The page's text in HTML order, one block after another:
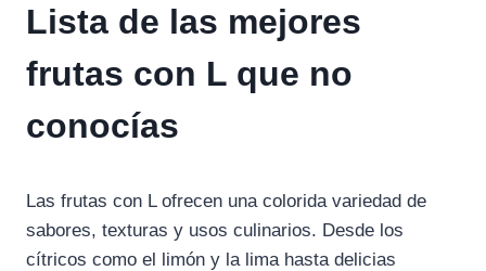
Lista de las mejores
frutas con L que no
conocías
Las frutas con L ofrecen una colorida variedad de
sabores, texturas y usos culinarios. Desde los
cítricos como el limón y la lima hasta delicias